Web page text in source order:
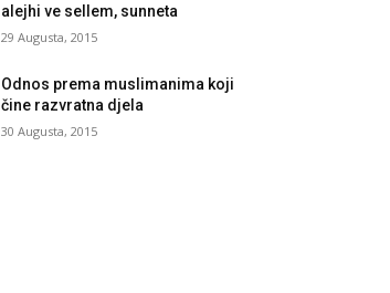
alejhi ve sellem, sunneta
29 Augusta, 2015
Odnos prema muslimanima koji
čine razvratna djela
30 Augusta, 2015